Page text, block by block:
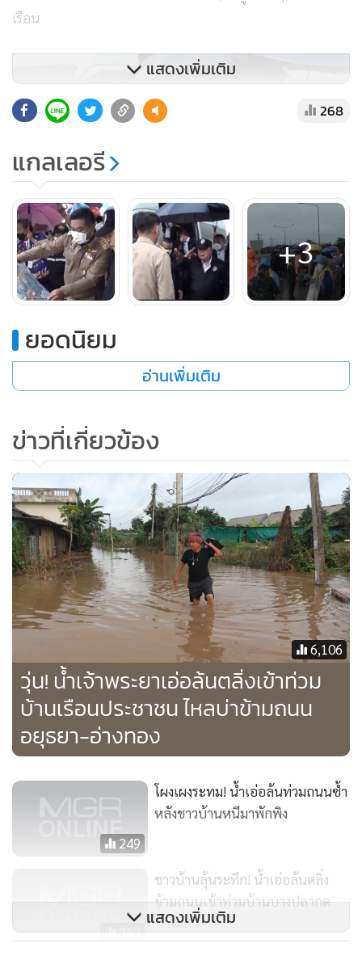
เรือน
แสดงเพิ่มเติม
268
แกลเลอรี
+3
ยอดนิยม
อ่านเพิ่มเติม
ข่าวที่เกี่ยวข้อง
6,106
วุ่น! น้ำเจ้าพระยาเอ่อล้นตลิ่งเข้าท่วม
บ้านเรือนประชาชน ไหลบ่าข้ามถนน
อยุธยา-อ่างทอง
249
โผงเผงระทม! น้ำเอ่อล้นท่วมถนนซ้ำ
หลังชาวบ้านหนีมาพักพิง
363
ชาวบ้านลุ้นระทึก! น้ำเอ่อล้นตลิ่ง
ข้ามถนนเข้าท่วมบ้านบางปลากด
ป่าโมก
แสดงเพิ่มเติม